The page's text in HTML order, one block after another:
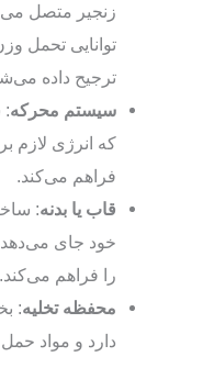
زنجیر متصل
توانایی تحمل
ترجیح داده
سیستم محرکه:
که انرژی لازم
فراهم می‌کند.
قاب یا بدنه:
خود جای
را فراهم می‌کند.
محفظه تخلیه:
دارد و مواد